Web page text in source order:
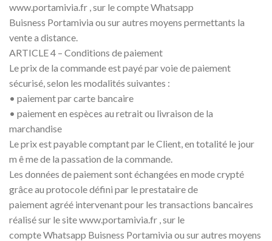
www.portamivia.fr , sur le compte Whatsapp
Buisness Portamivia ou sur autres moyens permettants la
vente a distance.
ARTICLE 4 – Conditions de paiement
Le prix de la commande est payé par voie de paiement
sécurisé, selon les modalités suivantes :
• paiement par carte bancaire
• paiement en espèces au retrait ou livraison de la
marchandise
Le prix est payable comptant par le Client, en totalité le jour
m ê me de la passation de la commande.
Les données de paiement sont échangées en mode crypté
grâce au protocole défini par le prestataire de
paiement agréé intervenant pour les transactions bancaires
réalisé sur le site www.portamivia.fr , sur le
compte Whatsapp Buisness Portamivia ou sur autres moyens